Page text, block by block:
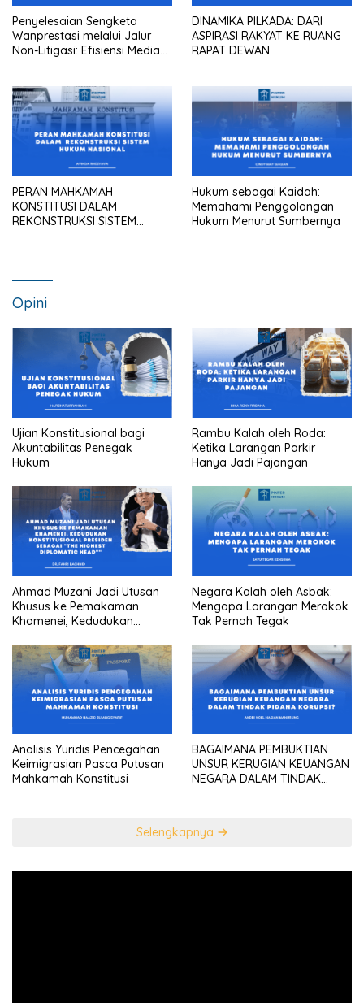
Penyelesaian Sengketa
Wanprestasi melalui Jalur
Non-Litigasi: Efisiensi Mediasi
DINAMIKA PILKADA: DARI
ASPIRASI RAKYAT KE RUANG
RAPAT DEWAN
PERAN MAHKAMAH
KONSTITUSI DALAM
REKONSTRUKSI SISTEM
Hukum sebagai Kaidah:
Memahami Penggolongan
Hukum Menurut Sumbernya
Opini
Ujian Konstitusional bagi
Akuntabilitas Penegak
Hukum
Rambu Kalah oleh Roda:
Ketika Larangan Parkir
Hanya Jadi Pajangan
Ahmad Muzani Jadi Utusan
Khusus ke Pemakaman
Khamenei, Kedudukan
sebagai “the highest
diplomatic head””
Negara Kalah oleh Asbak:
Mengapa Larangan Merokok
Tak Pernah Tegak
Analisis Yuridis Pencegahan
Keimigrasian Pasca Putusan
Mahkamah Konstitusi
BAGAIMANA PEMBUKTIAN
UNSUR KERUGIAN KEUANGAN
NEGARA DALAM TINDAK
Selengkapnya